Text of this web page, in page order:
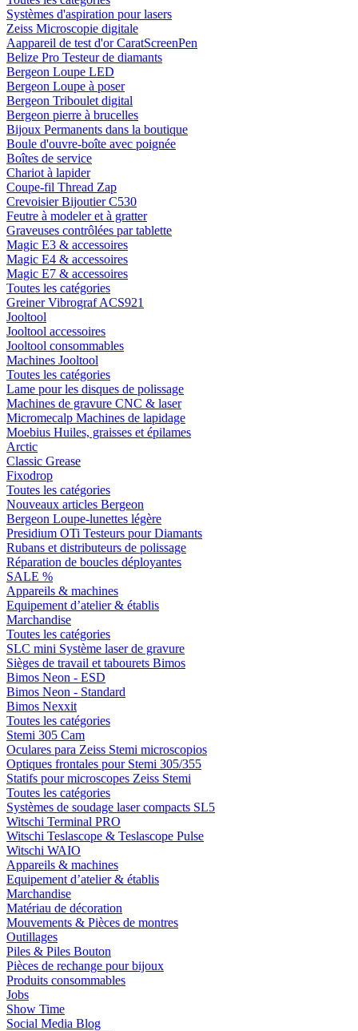
Systèmes d'aspiration pour lasers
Zeiss Microscopie digitale
Aappareil de test d'or CaratScreenPen
Belize Pro Testeur de diamants
Bergeon Loupe LED
Bergeon Loupe à poser
Bergeon Triboulet digital
Bergeon pierre à brucelles
Bijoux Permanents dans la boutique
Boule d'ouvre-boîte avec poignée
Boîtes de service
Chariot à lapider
Coupe-fil Thread Zap
Crevoisier Bijoutier C530
Feutre à modeler et à gratter
Graveuses contrôlées par tablette
Magic E3 & accessoires
Magic E4 & accessoires
Magic E7 & accessoires
Toutes les catégories
Greiner Vibrograf ACS921
Jooltool
Jooltool accessoires
Jooltool consommables
Machines Jooltool
Toutes les catégories
Lame pour les disques de polissage
Machines de gravure CNC & laser
Micromecalp Machines de lapidage
Moebius Huiles, graisses et épilames
Arctic
Classic Grease
Fixodrop
Toutes les catégories
Nouveaux articles Bergeon
Bergeon Loupe-lunettes légère
Presidium OTi Testeurs pour Diamants
Rubans et distributeurs de polissage
Réparation de boucles déployantes
SALE %
Appareils & machines
Equipement d’atelier & établis
Marchandise
Toutes les catégories
SLC mini Système laser de gravure
Sièges de travail et tabourets Bimos
Bimos Neon - ESD
Bimos Neon - Standard
Bimos Nexxit
Toutes les catégories
Stemi 305 Cam
Oculares para Zeiss Stemi microscopios
Optiques frontales pour Stemi 305/355
Statifs pour microscopes Zeiss Stemi
Toutes les catégories
Systèmes de soudage laser compacts SL5
Witschi Terminal PRO
Witschi Teslascope & Teslascope Pulse
Witschi WAIO
Appareils & machines
Equipement d’atelier & établis
Marchandise
Matériau de décoration
Mouvements & Pièces de montres
Outillages
Piles & Piles Bouton
Pièces de rechange pour bijoux
Produits consommables
Jobs
Show Time
Social Media Blog